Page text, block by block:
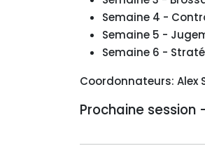
Semaine 4 -
Semaine 5 -
Semaine 6 -
Coordonnateurs: Alex
Prochaine session